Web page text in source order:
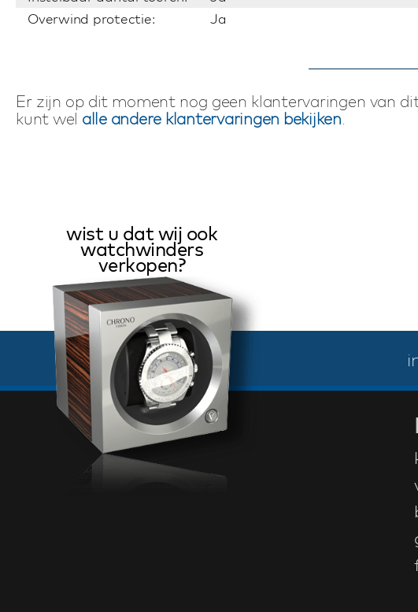
Overwind protectie:
Ja
Er zijn op dit moment nog geen klantervaringen van
kunt wel alle andere klantervaringen bekijken.
wist u dat wij ook
watchwinders
verkopen?